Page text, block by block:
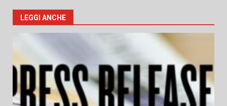
LEGGI ANCHE